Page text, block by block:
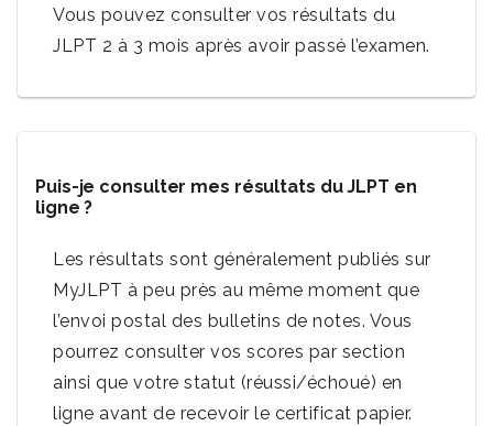
Vous pouvez consulter vos résultats du
JLPT 2 à 3 mois après avoir passé l’examen.
Puis-je consulter mes résultats du JLPT en
ligne ?
Les résultats sont généralement publiés sur
MyJLPT à peu près au même moment que
l’envoi postal des bulletins de notes. Vous
pourrez consulter vos scores par section
ainsi que votre statut (réussi/échoué) en
ligne avant de recevoir le certificat papier.